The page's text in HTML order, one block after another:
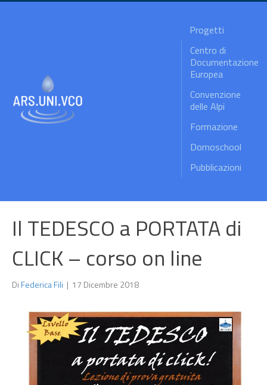
Progetti
Centro di
Documentazione
Europea
Convenzione
delle Alpi
Formazione
Domoschool
Pubblicazioni
Il TEDESCO a PORTATA di
CLICK – corso on line
DiFederica Fili | 17 Dicembre 2018